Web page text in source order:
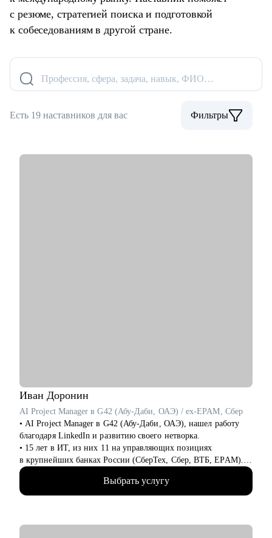
с резюме, стратегией поиска и подготовкой
к собеседованиям в другой стране.
Профессия, сфера, задача, навык, ФИО…
Есть 19 наставников для вас Фильтры
Иван Доронин
AI Project Manager в G42 (Абу-Даби, ОАЭ) / ex-EPAM, Сбер
• AI Project Manager в G42 (Абу-Даби, ОАЭ), нашел работу
благодаря LinkedIn и развитию своего нетворка.
• 15 лет в ИТ, из них 11 на управляющих позициях
в крупнейших банках России (СберТех, Сбер, ВТБ, EPAM).
• Прошел путь от администратора проектов до тимлида
группы проджектов (7 человек) за 4 года.
• Карьерный консультант и специалист по развитию
Выбрать услугу